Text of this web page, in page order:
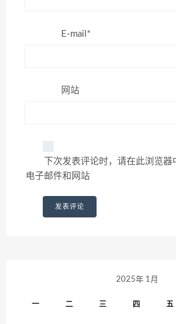
E-mail*
网站
下次发表评论时，请在此浏览器
电子邮件和网站
2025年 1月
一 二 三 四 五